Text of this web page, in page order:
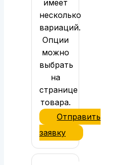
имеет
несколько
вариаций.
Опции
можно
выбрать
на
странице
товара.
Отправить
заявку